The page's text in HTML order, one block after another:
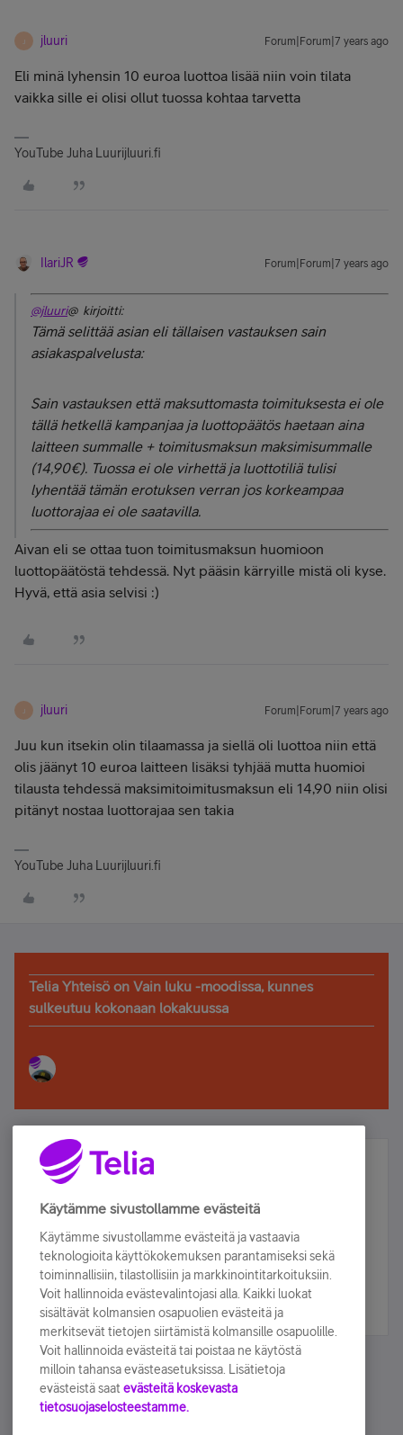
J jluuri Forum|Forum|7 years ago
Eli minä lyhensin 10 euroa luottoa lisää niin voin tilata
vaikka sille ei olisi ollut tuossa kohtaa tarvetta
YouTube Juha Luurijluuri.fi
IlariJR Forum|Forum|7 years ago
@jluuri@ kirjoitti:
Tämä selittää asian eli tällaisen vastauksen sain
asiakaspalvelusta:
Sain vastauksen että maksuttomasta toimituksesta ei ole
tällä hetkellä kampanjaa ja luottopäätös haetaan aina
laitteen summalle + toimitusmaksun maksimisummalle
(14,90€). Tuossa ei ole virhettä ja luottotiliä tulisi
lyhentää tämän erotuksen verran jos korkeampaa
luottorajaa ei ole saatavilla.
Aivan eli se ottaa tuon toimitusmaksun huomioon
luottopäätöstä tehdessä. Nyt pääsin kärryille mistä oli kyse.
Hyvä, että asia selvisi :)
J jluuri Forum|Forum|7 years ago
Juu kun itsekin olin tilaamassa ja siellä oli luottoa niin että
olis jäänyt 10 euroa laitteen lisäksi tyhjää mutta huomioi
tilausta tehdessä maksimitoimitusmaksun eli 14,90 niin olisi
pitänyt nostaa luottorajaa sen takia
YouTube Juha Luurijluuri.fi
Telia Yhteisö on Vain luku -moodissa, kunnes
sulkeutuu kokonaan lokakuussa
Älä jää paitsi – osallistu ja voita!
Tilaa Telian uutiskirje ja olet mukana arvonnassa.
sähköpostiisi.
Tilaa nyt
Käytämme sivustollamme evästeitä
Käytämme sivustollamme evästeitä ja vastaavia
teknologioita käyttökokemuksen parantamiseksi sekä
toiminnallisiin, tilastollisiin ja markkinointitarkoituksiin.
Voit hallinnoida evästevalintojasi alla. Kaikki luokat
sisältävät kolmansien osapuolien evästeitä ja
merkitsevät tietojen siirtämistä kolmansille osapuolille.
Voit hallinnoida evästeitä tai poistaa ne käytöstä
milloin tahansa evästeasetuksissa. Lisätietoja
evästeistä saat evästeitä koskevasta
tietosuojaselosteestamme.